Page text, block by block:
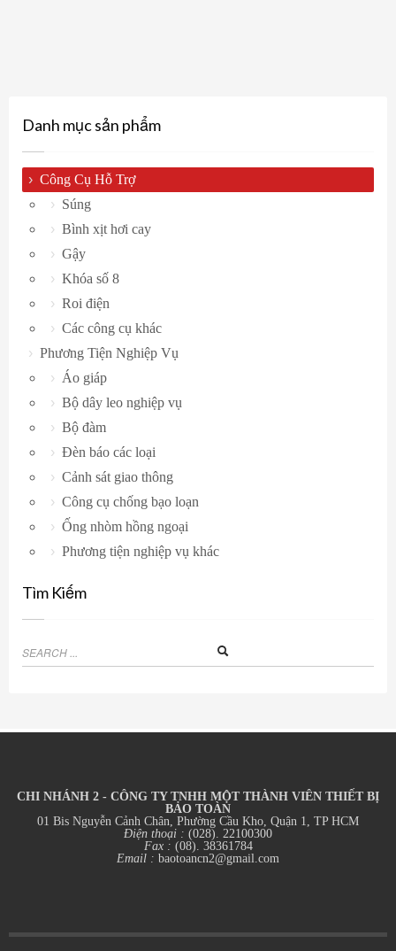
Danh mục sản phẩm
Công Cụ Hỗ Trợ
Súng
Bình xịt hơi cay
Gậy
Khóa số 8
Roi điện
Các công cụ khác
Phương Tiện Nghiệp Vụ
Áo giáp
Bộ dây leo nghiệp vụ
Bộ đàm
Đèn báo các loại
Cảnh sát giao thông
Công cụ chống bạo loạn
Ống nhòm hồng ngoại
Phương tiện nghiệp vụ khác
Tìm Kiếm
CHI NHÁNH 2 - CÔNG TY TNHH MỘT THÀNH VIÊN THIẾT BỊ
BẢO TOÀN
01 Bis Nguyễn Cảnh Chân, Phường Cầu Kho, Quận 1, TP HCM
Điện thoại : (028). 22100300
Fax : (08). 38361784
Email : baotoancn2@gmail.com